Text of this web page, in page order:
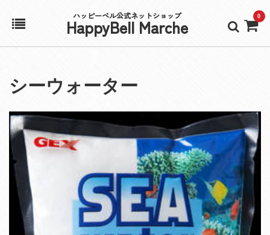
ハッピーベル公式ネットショップ
HappyBell Marche 0
アカウント
カート
シーウォーター